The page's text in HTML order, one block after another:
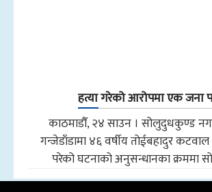
हत्या गरेको आरोपमा एक जना
काठमाडौँ, २४ साउन । सोलुदुधकुण्ड
गन्जेडाँडामा ४६ वर्षीय तोईबहादुर
परेको घटनाको अनुसन्धानका क्रममा